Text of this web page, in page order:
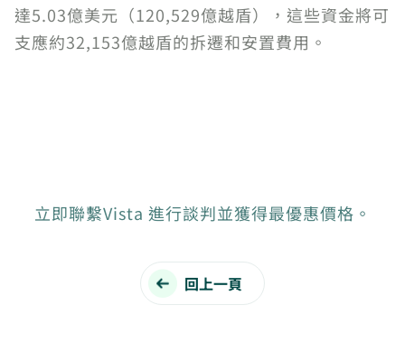
達5.03億美元（120,529億越盾），這些資金將可
支應約32,153億越盾的拆遷和安置費用。
立即聯繫Vista 進行談判並獲得最優惠價格。
回上一頁